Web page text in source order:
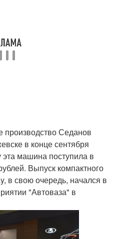
Седанов
в конце сентября
машина поступила в
Выпуск компактного
в свою очередь, начался в
"Автоваза" в